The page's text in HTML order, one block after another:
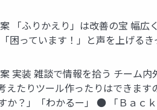
「ふりかえり」は改善の宝 幅
困っています！」と声を上げる
実装 雑談で情報を拾う チーム
えたりツール作ったりはできま
か？」「わかるー」 ● 「Ｂａｃ